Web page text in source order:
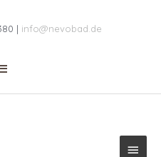
| info@nevobad.de
Header